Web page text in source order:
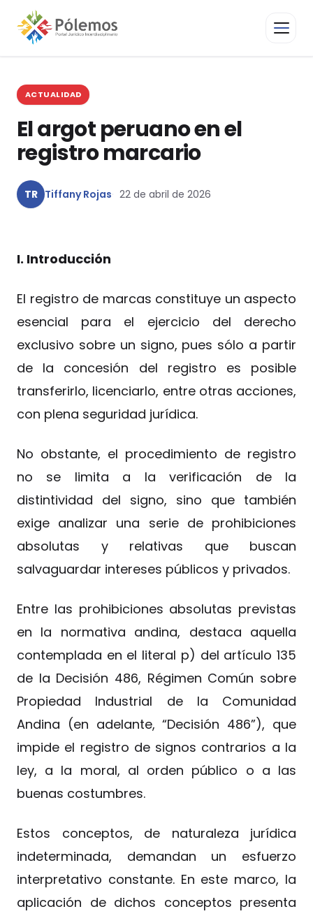
ACTUALIDAD
El argot peruano en el
registro marcario
TR Tiffany Rojas 22 de abril de 2026
I. Introducción
El registro de marcas constituye un aspecto
esencial para el ejercicio del derecho
exclusivo sobre un signo, pues sólo a partir
de la concesión del registro es posible
transferirlo, licenciarlo, entre otras acciones,
con plena seguridad jurídica.
No obstante, el procedimiento de registro
no se limita a la verificación de la
distintividad del signo, sino que también
exige analizar una serie de prohibiciones
absolutas y relativas que buscan
salvaguardar intereses públicos y privados.
Entre las prohibiciones absolutas previstas
en la normativa andina, destaca aquella
contemplada en el literal p) del artículo 135
de la Decisión 486, Régimen Común sobre
Propiedad Industrial de la Comunidad
Andina (en adelante, “Decisión 486”), que
impide el registro de signos contrarios a la
ley, a la moral, al orden público o a las
buenas costumbres.
Estos conceptos, de naturaleza jurídica
indeterminada, demandan un esfuerzo
interpretativo constante. En este marco, la
aplicación de dichos conceptos presenta